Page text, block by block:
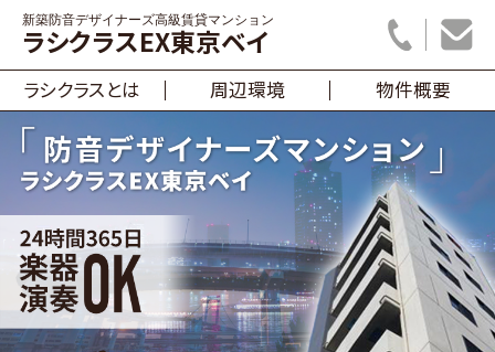
新築防音デザイナーズ高級賃貸マンション
ラシクラスEX東京ベイ
ラシクラスとは 周辺環境 物件概要